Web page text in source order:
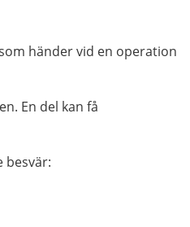
händer vid en operation
En del kan få
besvär: